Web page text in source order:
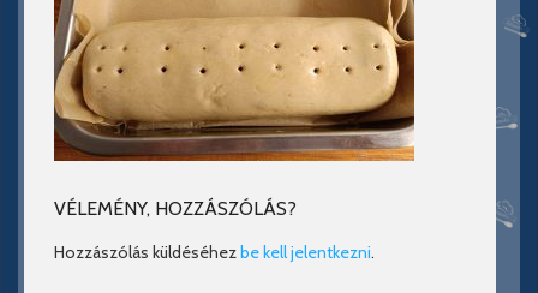
VÉLEMÉNY, HOZZÁSZÓLÁS?
Hozzászólás küldéséhezbe kell jelentkezni.